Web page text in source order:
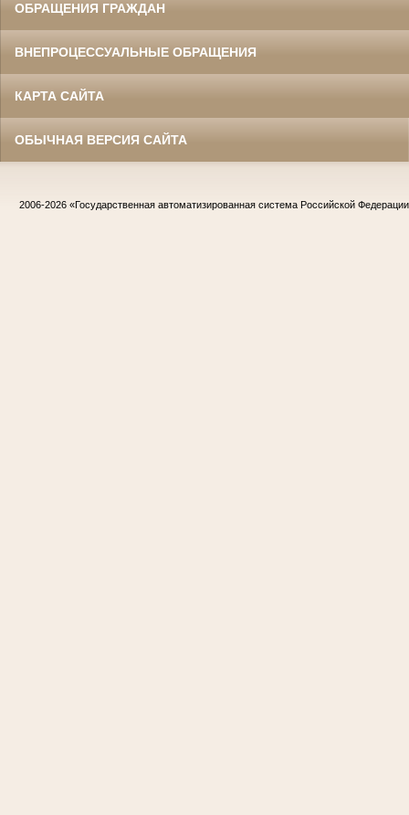
ОБРАЩЕНИЯ ГРАЖДАН
ВНЕПРОЦЕССУАЛЬНЫЕ ОБРАЩЕНИЯ
КАРТА САЙТА
ОБЫЧНАЯ ВЕРСИЯ САЙТА
2006-2026 «Государственная автоматизированная система Российской